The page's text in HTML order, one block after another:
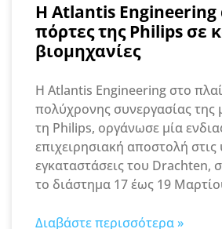
Η Atlantis Engineering
πόρτες της Philips σε
βιομηχανίες
Η Atlantis Engineering στο
πολύχρονης συνεργασίας της
τη Philips, οργάνωσε μία
επιχειρησιακή αποστολή
εγκαταστάσεις του Drachten,
το διάστημα 17 έως 19
Διαβάστε περισσότερα »